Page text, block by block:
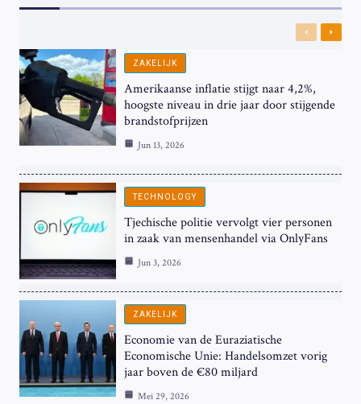
Previous
Next
ZAKELIJK
Amerikaanse inflatie stijgt naar 4,2%,
hoogste niveau in drie jaar door stijgende
brandstofprijzen
Jun 13, 2026
TECHNOLOGY
Tjechische politie vervolgt vier personen
in zaak van mensenhandel via OnlyFans
Jun 3, 2026
ZAKELIJK
Economie van de Euraziatische
Economische Unie: Handelsomzet vorig
jaar boven de €80 miljard
Mei 29, 2026